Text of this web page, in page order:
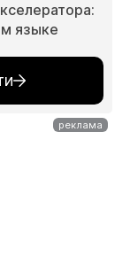
языке